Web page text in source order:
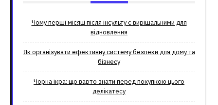
Чому перші місяці після інсульту є вирішальними для
відновлення
Як організувати ефективну систему безпеки для дому та
бізнесу
Чорна ікра: що варто знати перед покупкою цього
делікатесу